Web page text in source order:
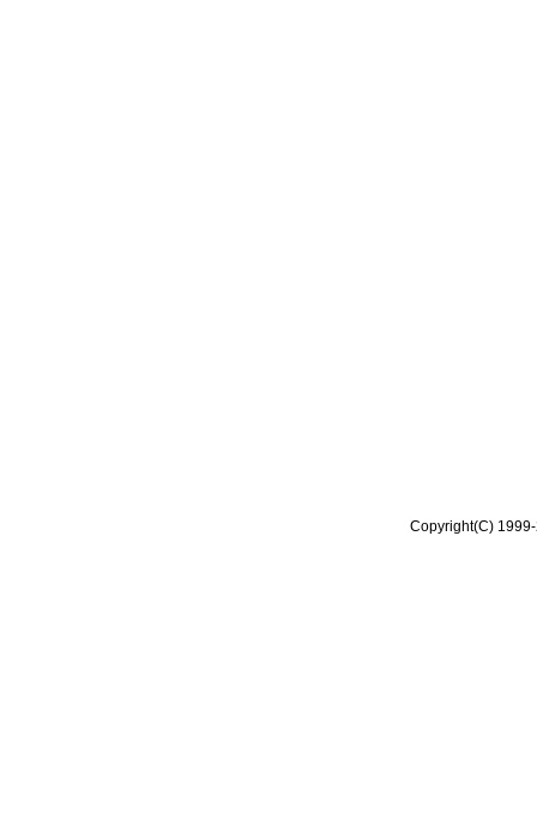
Copyright(C)